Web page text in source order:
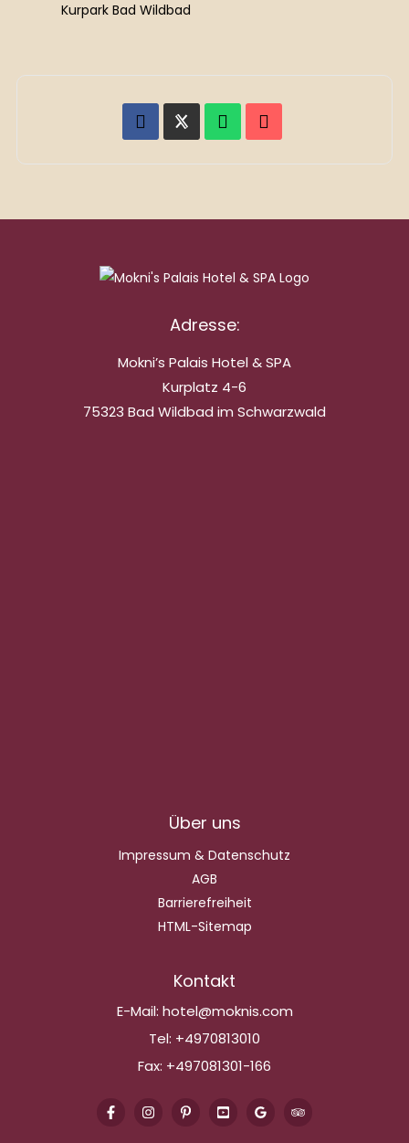
Kurpark Bad Wildbad
Adresse:
Mokni’s Palais Hotel & SPA
Kurplatz 4-6
75323 Bad Wildbad im Schwarzwald
Über uns
Impressum & Datenschutz
AGB
Barrierefreiheit
HTML-Sitemap
Kontakt
E-Mail: hotel@moknis.com
Tel: +4970813010
Fax: +497081301-166